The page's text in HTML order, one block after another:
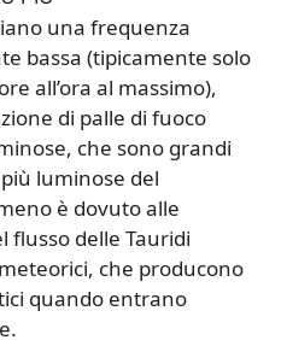
una frequenza
bassa (tipicamente solo
all’ora al massimo),
di palle di fuoco
che sono grandi
luminose del
è dovuto alle
flusso delle Tauridi
che producono
quando entrano